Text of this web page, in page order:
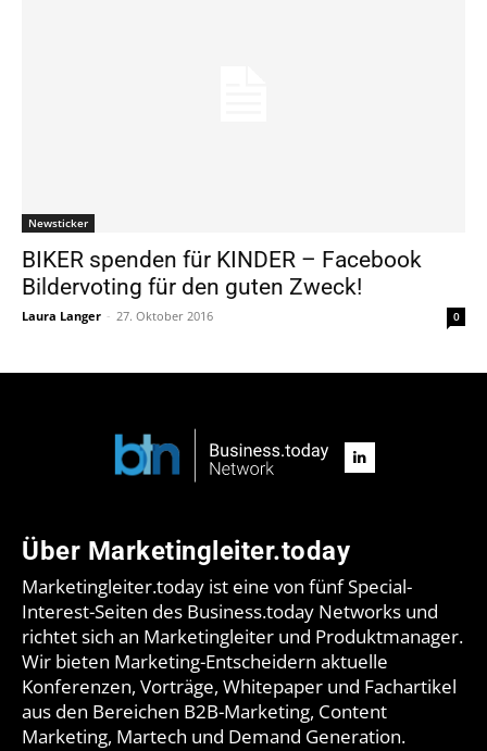
Newsticker
BIKER spenden für KINDER – Facebook
Bildervoting für den guten Zweck!
Laura Langer - 27. Oktober 2016 0
Über Marketingleiter.today
Marketingleiter.today ist eine von fünf Special-
Interest-Seiten des Business.today Networks und
richtet sich an Marketingleiter und Produktmanager.
Wir bieten Marketing-Entscheidern aktuelle
Konferenzen, Vorträge, Whitepaper und Fachartikel
aus den Bereichen B2B-Marketing, Content
Marketing, Martech und Demand Generation.